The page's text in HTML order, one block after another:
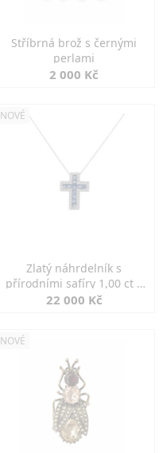
Stříbrná brož s černými
perlami
2 000 Kč
NOVÉ
Zlatý náhrdelník s
přírodními safíry 1,00 ct a
diamanty
22 000 Kč
NOVÉ